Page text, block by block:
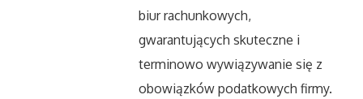
Serwis
Informatyczne
biur rachunkowych,
gwarantujących skuteczne i
terminowo wywiązywanie się z
obowiązków podatkowych firmy.